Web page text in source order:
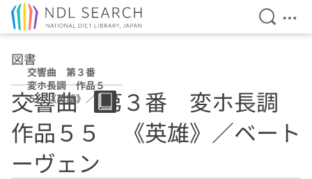
Open
図書
交響曲 第３番
変ホ長調 作品５
５ 《英雄》／ベ
ートーヴェン
交響曲 第３番 変ホ長調
作品５５ 《英雄》／ベート
ーヴェン